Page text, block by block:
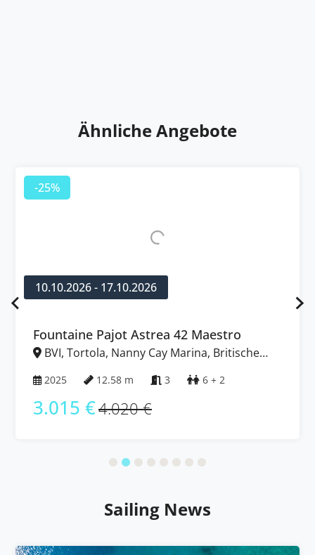
Ähnliche Angebote
-25%
10.10.2026 - 17.10.2026
Fountaine Pajot Astrea 42 Maestro
BVI, Tortola, Nanny Cay Marina, Britische
2025 12.58 m 3 6 + 2
3.015 €4.020 €
Sailing News